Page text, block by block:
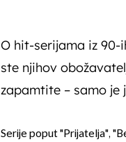
O hit-serijama iz 90-
ste njihov
zapamtite – samo je
Serije poput "Prijatelja",